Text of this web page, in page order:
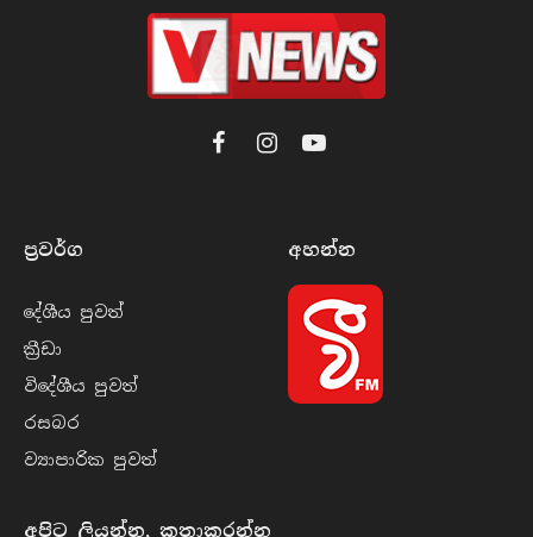
FacebookInstagramYouTube
ප්‍රවර්​ග
දේශීය පුව​ත්
ක්‍රී​ඩා
විදේශීය පුව​ත්
රසබ​ර
ව්‍යාපාරික පුව​ත්
අහන්​න
අපිට ලියන්න, කතාකරන්න